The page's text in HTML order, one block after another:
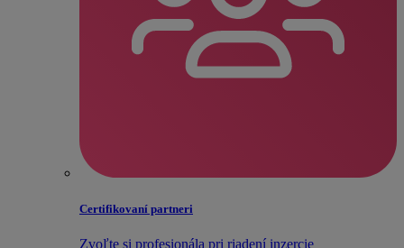
Certifikovaní partneri
Zvoľte si profesionála pri riadení inzercie